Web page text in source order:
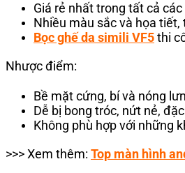
Giá rẻ nhất trong tất cả
Nhiều màu sắc và họa
Bọc ghế da simili VF5thi
Nhược điểm:
Bề mặt cứng, bí và nóng
Dễ bị bong tróc, nứt nẻ,
Không phù hợp với những
>>> Xem thêm: Top màn hình